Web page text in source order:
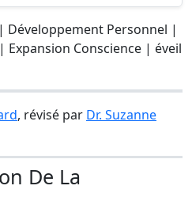
Développement Personnel |
Conscience | éveil
, révisé par Dr. Suzanne
De La